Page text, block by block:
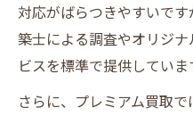
対応がばらつきやすいで
築士による調査やオリジ
ビスを標準で提供していま
さらに、プレミアム買取